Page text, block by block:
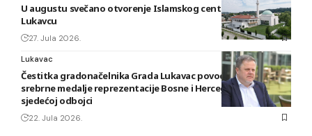
U augustu svečano otvorenje Islamskog centra i džamije u
Lukavcu
27. Jula 2026.
Lukavac
Čestitka gradonačelnika Grada Lukavac povodom osvajanja
srebrne medalje reprezentacije Bosne i Hercegovine u
sjedećoj odbojci
22. Jula 2026.